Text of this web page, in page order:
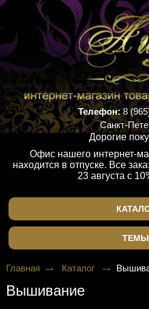
Телефон:8
Санкт-
Дорогие
Офис нашего интернет-
находится в отпуске. Все
23 августа с
ТЕМЫ
Главная Каталог
Вышивание